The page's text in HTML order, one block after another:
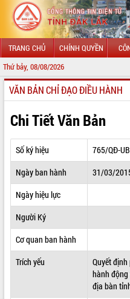
TRANG CHỦ CHÍNH QUYỀN
Thứ bảy, 08/08/2026
GIỚI THIỆU
LÃNH ĐẠO UBND TỈNH
TIN TỨC SỰ KIỆN
SỞ, BAN, NGÀNH
THÔNG TIN CHỈ ĐẠO ĐIỀU HÀNH
HỆ THỐNG VĂN BẢN
VĂN BẢN HĐND TỈNH
VĂN BẢN CHỈ ĐẠO ĐIỀU HÀNH
Chi Tiết Văn Bản
Số ký hiệu
765/QĐ-
Ngày ban hành
31/03/
Ngày hiệu lực
Người Ký
Cơ quan ban hành
Trích yếu
Quyết định
hành động
địa bàn